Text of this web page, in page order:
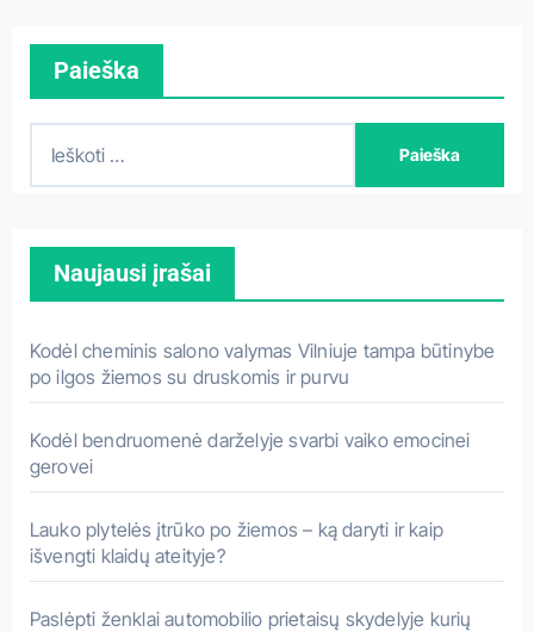
Paieška
t
i
:
Naujausi įrašai
Kodėl cheminis salono valymas Vilniuje tampa būtinybe
po ilgos žiemos su druskomis ir purvu
Kodėl bendruomenė darželyje svarbi vaiko emocinei
gerovei
Lauko plytelės įtrūko po žiemos – ką daryti ir kaip
išvengti klaidų ateityje?
Paslėpti ženklai automobilio prietaisų skydelyje kurių